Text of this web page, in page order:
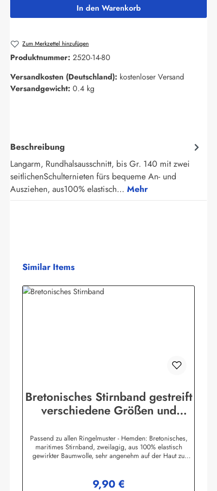
In den Warenkorb
Zum Merkzettel hinzufügen
Produktnummer: 2520-14-80
Versandkosten (Deutschland): kostenloser Versand
Versandgewicht: 0.4 kg
Beschreibung
Langarm, Rundhalsausschnitt, bis Gr. 140 mit zwei
seitlichenSchulternieten fürs bequeme An- und
Ausziehen, aus100% elastisch… Mehr
Produktgalerie überspringen
Similar Items
Bretonisches Stirnband gestreift
verschiedene Größen und
Passend zu allen Ringelmuster - Hemden: Bretonisches,
maritimes Stirnband, zweilagig, aus 100% elastisch
gewirkter Baumwolle, sehr angenehm auf der Haut zu
Wittmundinfo@modas-bekleidung.de
Regulärer Preis:
9,90 €